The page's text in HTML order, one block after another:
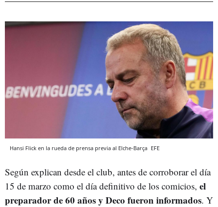
Hansi Flick en la rueda de prensa previa al Elche-Barça EFE
Según explican desde el club, antes de corroborar el día
15 de marzo como el día definitivo de los comicios, el
preparador de 60 años y Deco fueron informados. Y